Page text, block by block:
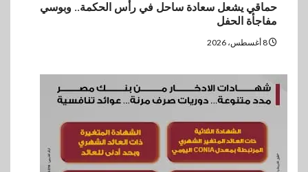
حماقي يشعل سعادة ساحل في رأس الحكمة.. وبوسي
مفاجأة الحفل